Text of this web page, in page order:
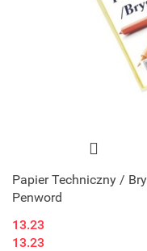
Papier Techniczny /
Penword
13.23
13.23